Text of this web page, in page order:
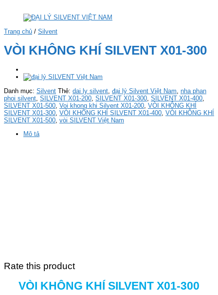
Trang chủ / Silvent
VÒI KHÔNG KHÍ SILVENT X01-300
Danh mục: Silvent Thẻ: dai ly silvent, đại lý Silvent Việt Nam, nha phan
phoi silvent, SILVENT X01-200, SILVENT X01-300, SILVENT X01-400,
SILVENT X01-500, Voi khong khi Silvent X01-200, VÒI KHÔNG KHÍ
SILVENT X01-300, VÒI KHÔNG KHÍ SILVENT X01-400, VÒI KHÔNG KHÍ
SILVENT X01-500, vòi SILVENT Việt Nam
Mô tả
Rate this product
VÒI KHÔNG KHÍ SILVENT X01-300